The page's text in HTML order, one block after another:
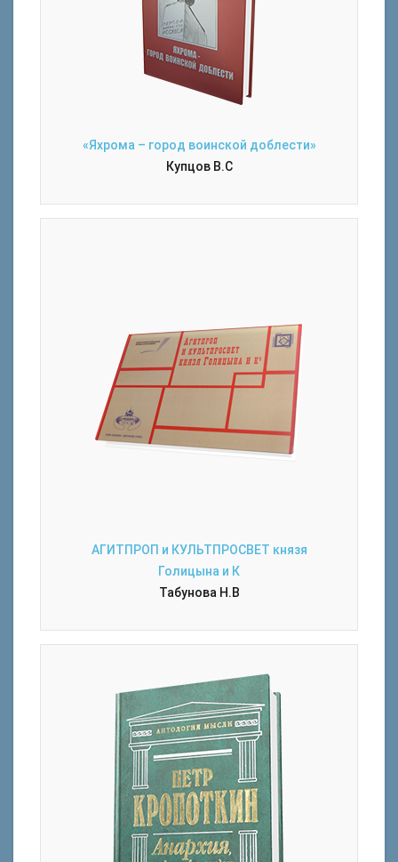
«Яхрома – город воинской доблести»
Купцов В.С
АГИТПРОП и КУЛЬТПРОСВЕТ князя
Голицына и К
Табунова Н.В